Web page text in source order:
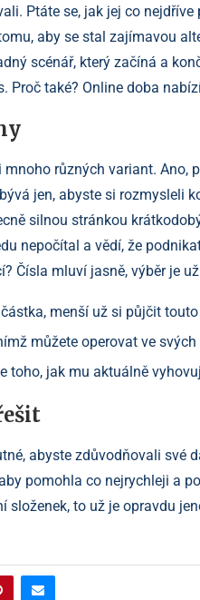
Ptáte se, jak jej co
aby se stal zajímavou
scénář, který začíná a
Proč také? Online doba
různých variant. Ano,
jen, abyste si rozmysleli
silnou stránkou
nepočítal a vědí, že
Čísla mluví jasně, výběr je
menší už si půjčit
můžete operovat ve
toho, jak mu aktuálně
abyste zdůvodňovali své
pomohla co nejrychleji a
složenek, to už je opravdu